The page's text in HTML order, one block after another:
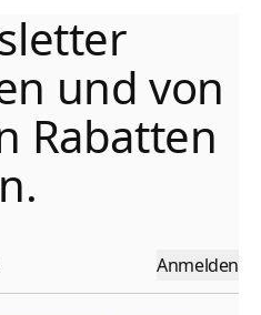
und von
Rabatten
Anmelden